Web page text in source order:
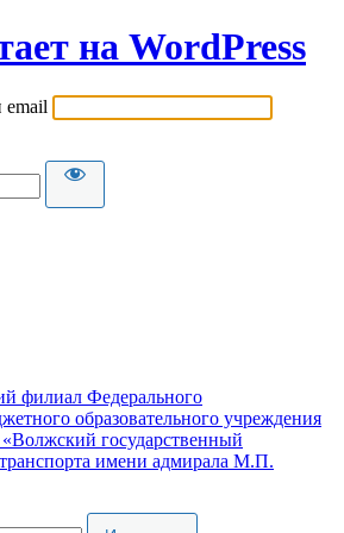
на WordPress
email
филиал Федерального
образовательного учреждения
государственный
имени адмирала М.П.